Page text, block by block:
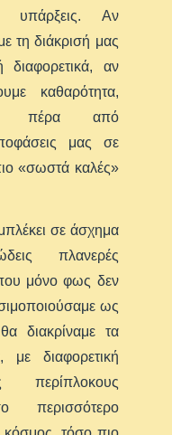
υπάρξεις. Αν
τη διάκρισή μας
αν
καθαρότητα,
πέρα από
μας σε
«σωστά καλές»
σε άσχημα
πλανερές
μόνο φως δεν
ως
διακρίναμε τα
με διαφορετική
περισσότερο